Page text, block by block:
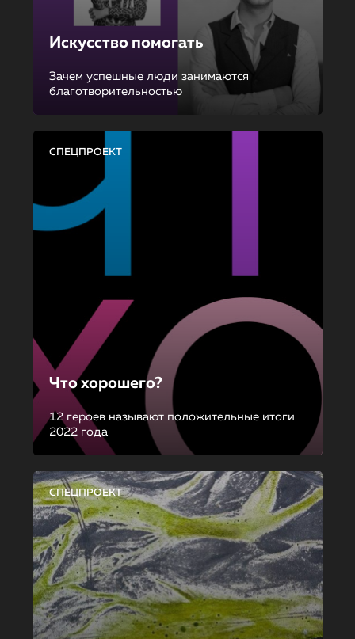
Искусство помогать
Зачем успешные люди занимаются
благотворительностью
СПЕЦПРОЕКТ
Что хорошего?
12 героев называют положительные итоги
2022 года
СПЕЦПРОЕКТ